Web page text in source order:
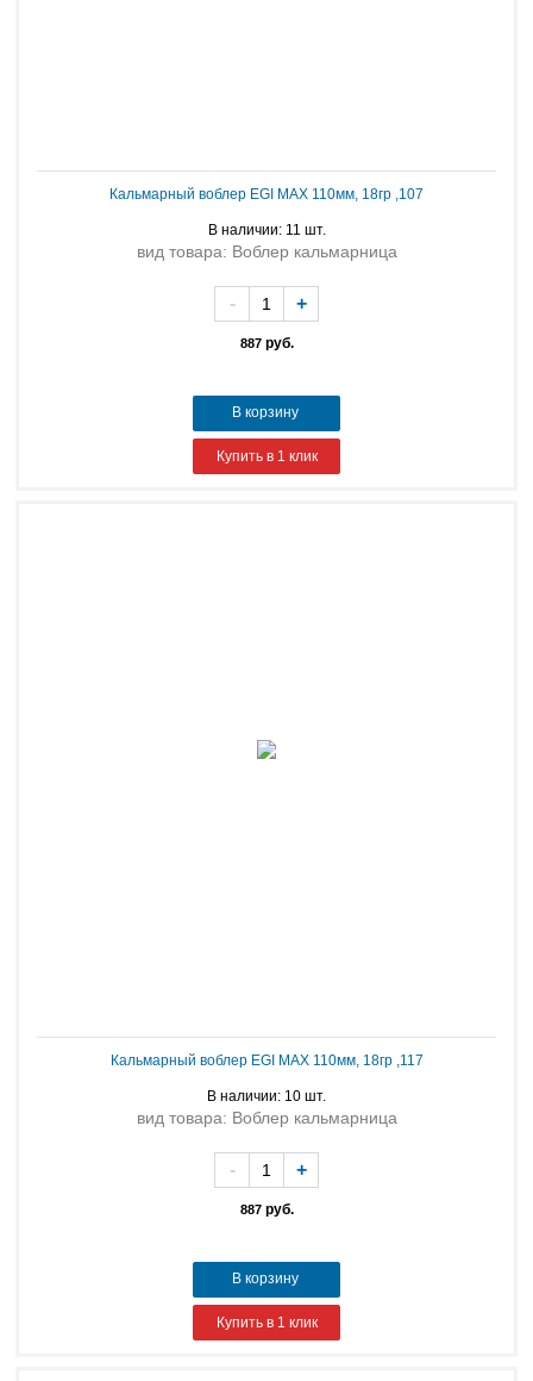
Кальмарный воблер EGI MAX 110мм, 18гр ,107
В наличии: 11 шт.
вид товара: Воблер кальмарница
887руб.
- +
В корзину
Купить в 1 клик
Кальмарный воблер EGI MAX 110мм, 18гр ,117
В наличии: 10 шт.
вид товара: Воблер кальмарница
887руб.
- +
В корзину
Купить в 1 клик